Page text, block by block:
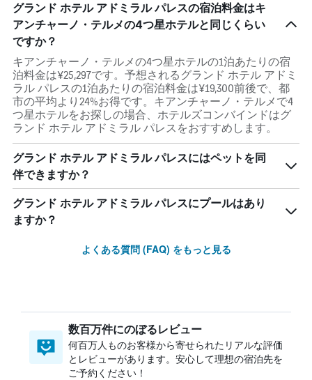
グランド ホテル アドミラル パレスの宿泊料金はキ
アンチャーノ・テルメの4つ星ホテルと同じくらい
ですか？
キアンチャーノ・テルメの4つ星ホテルの1泊あたりの宿
泊料金は¥25,297です。予想されるグランド ホテル アドミ
ラル パレスの1泊あたりの宿泊料金は¥19,300前後で、都
市の平均より24%お得です。キアンチャーノ・テルメで4
つ星ホテルをお探しの場合、ホテルズコンバインドはグ
ランド ホテル アドミラル パレスをおすすめします。
グランド ホテル アドミラル パレスにはペットを同
伴できますか？
グランド ホテル アドミラル パレスにプールはあり
ますか？
よくある質問 (FAQ) をもっと見る
数百万件にのぼるレビュー
何百万人ものお客様から寄せられたリアルな評価
とレビューがあります。安心して理想の宿泊先を
ご予約ください！